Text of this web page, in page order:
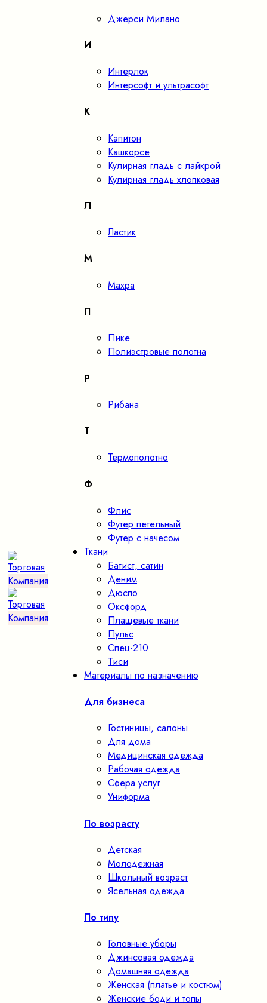
Джерси Милано
И
Интерлок
Интерсофт и ультрасофт
К
Капитон
Кашкорсе
Кулирная гладь с лайкрой
Кулирная гладь хлопковая
Л
Ластик
М
Махра
П
Пике
Полиэстровые полотна
Р
Рибана
Т
Термополотно
Ф
Флис
Футер петельный
Футер с начёсом
Ткани
Батист, сатин
Деним
Дюспо
Оксфорд
Плащевые ткани
Пульс
Спец-210
Тиси
Материалы по назначению
Для бизнеса
Гостиницы, салоны
Для дома
Медицинская одежда
Рабочая одежда
Сфера услуг
Униформа
По возрасту
Детская
Молодежная
Школьный возраст
Ясельная одежда
По типу
Головные уборы
Джинсовая одежда
Домашняя одежда
Женская (платье и костюм)
Женские боди и топы